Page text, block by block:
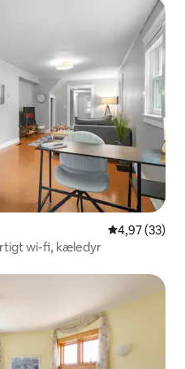
4,97 ud af 5 i
4,97 (33)
wi-fi, kæledyr